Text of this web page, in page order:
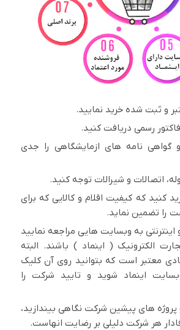
و ثبت شده خرید نمایید.
رسمی دریافت کنید.
گواهی نامه های ازمایشگاهی را جدی
اتصالات و شیرالات توجه کنید.
کنید که کیفیت اقلام و کالایی که برای
را تضمین نماید.
اینترنتی به وبسایت هایی مراجعه نمایید
الکترونیک ( اینماد ) باشند. البته
معتبر است که بتوانید روی آن کلیک
اینماد شوید و تایید شرکت را
های پیشین شرکت نگاهی بیندازید،
هر شرکت دلیلی بر رضایت انهاست.